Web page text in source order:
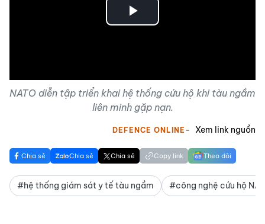
Play
NATO diễn tập triển khai hệ thống cứu hộ khi tàu ngầm
liên minh gặp nạn.
DEFENCE ONLINE Xem link nguồn
Chia sẻ Chia sẻ Chia sẻ Copy link Theo dõi
#hệ thống giám sát y tế tàu ngầm #công nghệ cứu hộ